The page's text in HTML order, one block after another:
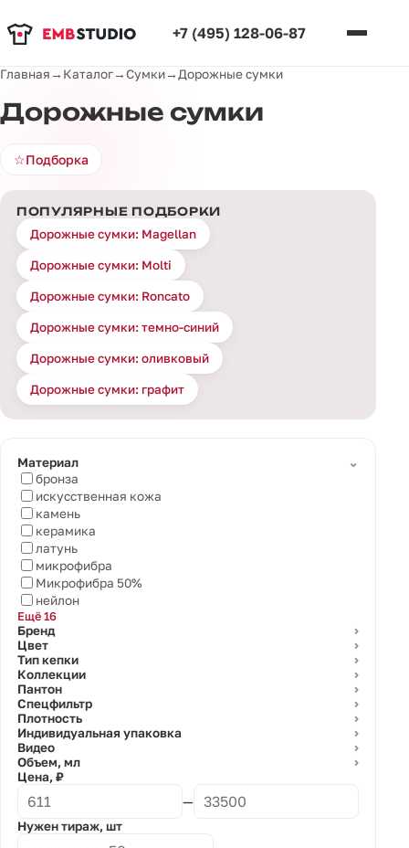
+7 (495) 128-06-87
Главная→ Каталог→Сумки→ Дорожные сумки
Дорожные сумки
☆Подборка
ПОПУЛЯРНЫЕ ПОДБОРКИ
Дорожные сумки: Magellan
Дорожные сумки: Molti
Дорожные сумки: Roncato
Дорожные сумки: темно-синий
Дорожные сумки: оливковый
Дорожные сумки: графит
Материал
⌄
бронза
искусственная кожа
камень
керамика
латунь
микрофибра
Микрофибра 50%
нейлон
Ещё 16
Бренд
⌄
Цвет ⌄
Тип кепки ⌄
Коллекции ⌄
Пантон ⌄
Спецфильтр ⌄
Плотность ⌄
Индивидуальная упаковка ⌄
Видео ⌄
Объем, мл ⌄
Цена, ₽
—
Нужен тираж, шт